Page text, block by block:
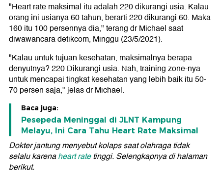
"Heart rate maksimal itu adalah 220 dikurangi usia. Kalau
orang ini usianya 60 tahun, berarti 220 dikurangi 60. Maka
160 itu 100 persennya dia," terang dr Michael saat
diwawancara detikcom, Minggu (23/5/2021).
"Kalau untuk tujuan kesehatan, maksimalnya berapa
denyutnya? 220 Dikurangi usia. Nah, training zone-nya
untuk mencapai tingkat kesehatan yang lebih baik itu 50-
70 persen saja," jelas dr Michael.
Baca juga:
Pesepeda Meninggal di JLNT Kampung
Melayu, Ini Cara Tahu Heart Rate Maksimal
Dokter jantung menyebut kolaps saat olahraga tidak
selalu karenaheart ratetinggi. Selengkapnya di halaman
berikut.